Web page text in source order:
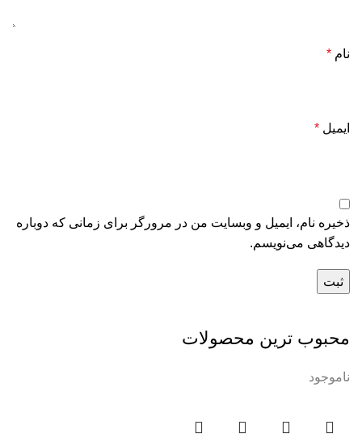
نام *
ایمیل *
ذخیره نام، ایمیل و وبسایت من در مرورگر برای زمانی که دوباره
دیدگاهی می‌نویسم.
محبوب ترین محصولات
ناموجود